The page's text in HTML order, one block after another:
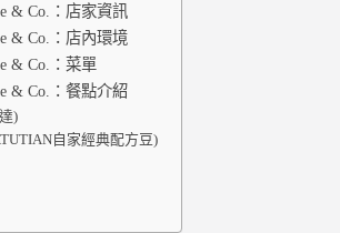
& Co.：店家資訊
& Co.：店內環境
& Co.：菜單
& Co.：餐點介紹
)
自家經典配方豆)